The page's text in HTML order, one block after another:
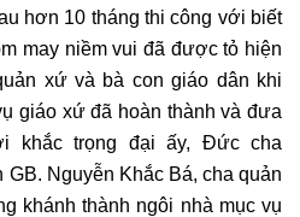
hơn 10 tháng thi công với biết
may niềm vui đã được tỏ hiện
xứ và bà con giáo dân khi
giáo xứ đã hoàn thành và đưa
khắc trọng đại ấy, Đức cha
GB. Nguyễn Khắc Bá, cha quản
khánh thành ngôi nhà mục vụ